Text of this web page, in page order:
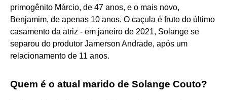
primogênito Márcio, de 47 anos, e o mais novo,
Benjamim, de apenas 10 anos. O caçula é fruto do último
casamento da atriz - em janeiro de 2021, Solange se
separou do produtor Jamerson Andrade, após um
relacionamento de 11 anos.
Quem é o atual marido de Solange Couto?